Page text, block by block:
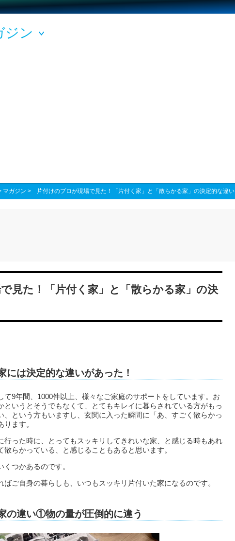
ジン
マガジン > 片付けのプロが現場で見た！「片付く家」と「散らかる家」の決定的な違い
見た！「片付く家」と「散らかる家」の決
には決定的な違いがあった！
て9年間、1000件以上、様々なご家庭のサポートをしています。お
というとそうでもなくて、とてもキレイに暮らされている方がもっ
、という方もいますし、玄関に入った瞬間に「あ、すごく散らかっ
ます。
行った時に、とってもスッキリしてきれいな家、と感じる時もあれ
らかっている、と感じることもあると思います。
つかあるのです。
ばご自身の暮らしも、いつもスッキリ片付いた家になるのです。
の違い①物の量が圧倒的に違う